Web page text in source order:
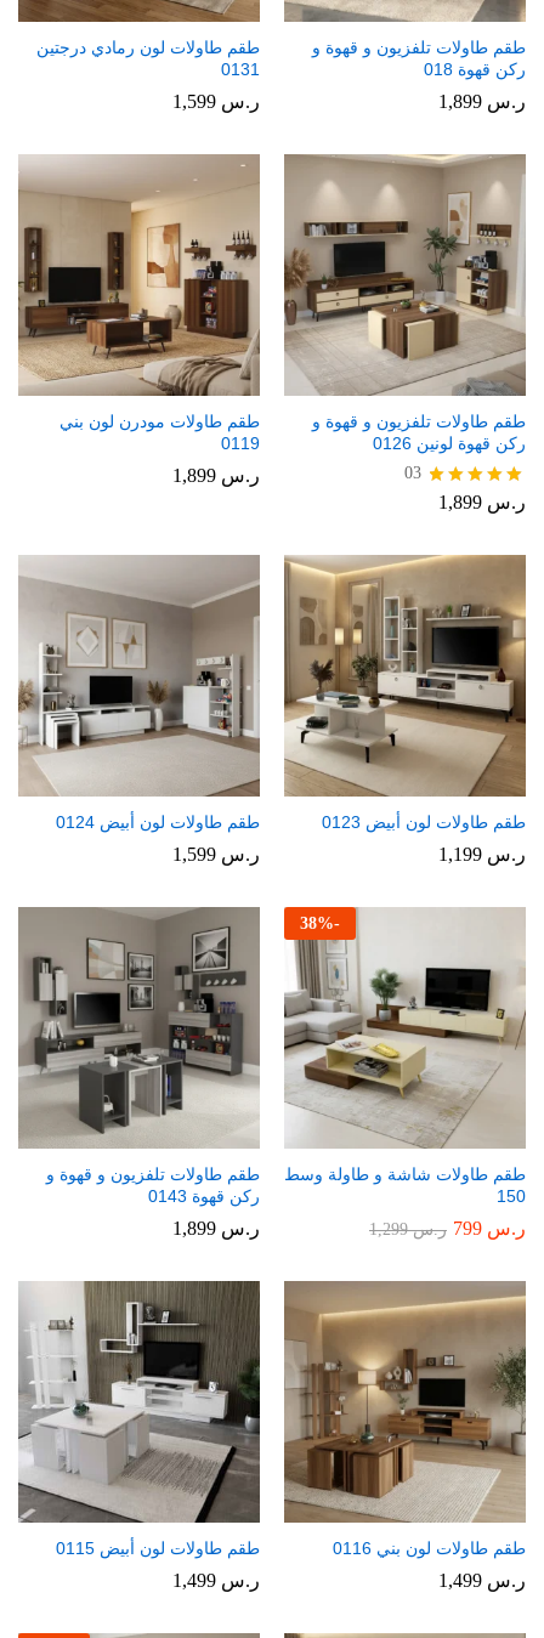
طقم طاولات تلفزيون و قهوة و
ركن قهوة 018
ر.س
طقم طاولات لون رمادي درجتين
0131
ر.س
طقم طاولات تلفزيون و قهوة و
ركن قهوة لونين 0126
تم التقييم
03
ر.س
طقم طاولات مودرن لون بني
0119
ر.س
طقم طاولات لون أبيض 0123
ر.س
طقم طاولات لون أبيض 0124
ر.س
-
38%
طقم طاولات شاشة و طاولة وسط
150
ر.س ر.س1,299
طقم طاولات تلفزيون و قهوة و
ركن قهوة 0143
ر.س
طقم طاولات لون بني 0116
ر.س
طقم طاولات لون أبيض 0115
ر.س